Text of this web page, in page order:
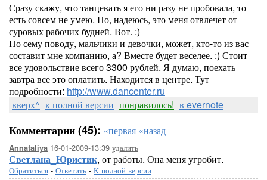
Сразу скажу, что танцевать я его ни разу не пробовала, то
есть совсем не умею. Но, надеюсь, это меня отвлечет от
суровых рабочих будней. Вот. :)
По сему поводу, мальчики и девочки, может, кто-то из вас
составит мне компанию, а? Вместе будет веселее. :) Стоит
все удовольствие всего 3300 рублей. Я думаю, поехать
завтра все это оплатить. Находится в центре. Тут
подробности: http://www.dancenter.ru
вверх^ к полной версии понравилось! в evernote
Комментарии (45): «первая «назад
Annataliya 16-01-2009-13:39 удалить
Светлана_Юристик, от работы. Она меня угробит.
Обратиться - Ответить - К полной версии